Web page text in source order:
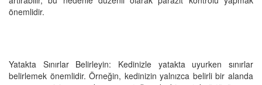
önemlidir.
Yatakta Sınırlar Belirleyin: Kedinizle yatakta uyurken sınırlar
belirlemek önemlidir. Örneğin, kedinizin yalnızca belirli bir alanda